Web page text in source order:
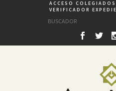
ACCESO COLEGIADOS
VERIFICADOR